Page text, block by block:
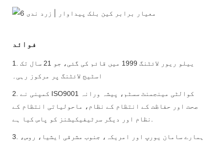
فوائد
1. ییلو ریور لائٹنگ 1999 میں قائم کی گئی، جو 21 سال تک
اسٹیج لائٹنگ پر مرکوز رہی۔
2. کمپنی نے ISO9001 کوالٹی مینجمنٹ سسٹم، پیشہ ورانہ
صحت اور حفاظت کے انتظام کے نظام، ماحولیاتی انتظام کے
3. ہمارے سامان یورپ اور امریکہ، جنوب مشرقی ایشیا، روس،